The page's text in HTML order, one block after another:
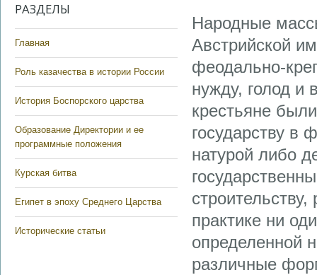
РАЗДЕЛЫ
Главная
Роль казачества в истории России
История Боспорского царства
Образование Директории и ее
программные положения
Курская битва
Египет в эпоху Среднего Царства
Исторические статьи
Народные
Австрийской
феодально-
нужду, голод и
крестьяне
государству в
натурой либо
практике ни
определенной
различные